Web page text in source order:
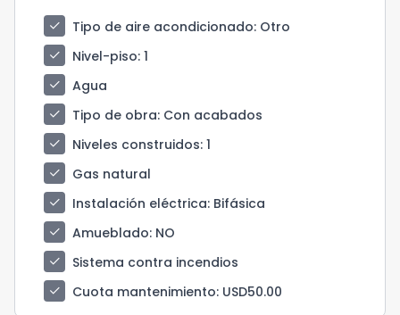
check Tipo de aire acondicionado: Otro
check
Nivel-piso: 1
check
Agua
check
Tipo de obra: Con acabados
check
Niveles construidos: 1
check
Gas natural
check
Instalación eléctrica: Bifásica
check
Amueblado: NO
check
Sistema contra incendios
check
Cuota mantenimiento: USD50.00